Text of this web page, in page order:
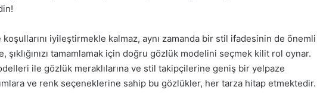
iyileştirmekle kalmaz, aynı zamanda bir stil ifadesinin de önemli
şıklığınızı tamamlamak için doğru gözlük modelini seçmek kilit rol oynar.
ile gözlük meraklılarına ve stil takipçilerine geniş bir yelpaze
ve renk seçeneklerine sahip bu gözlükler, her tarza hitap etmektedir.